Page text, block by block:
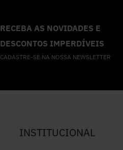
RECEBA AS NOVIDADES E
DESCONTOS IMPERDÍVEIS
CADASTRE-SE NA NOSSA NEWSLETTER
INSTITUCIONAL